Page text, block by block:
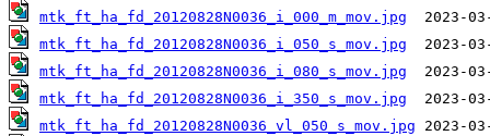
mtk_ft_ha_fd_20120828N0036_i_000_m_mov.jpg
mtk_ft_ha_fd_20120828N0036_i_050_s_mov.jpg
mtk_ft_ha_fd_20120828N0036_i_080_s_mov.jpg
mtk_ft_ha_fd_20120828N0036_i_350_s_mov.jpg
mtk_ft_ha_fd_20120828N0036_vl_050_s_mov.jpg